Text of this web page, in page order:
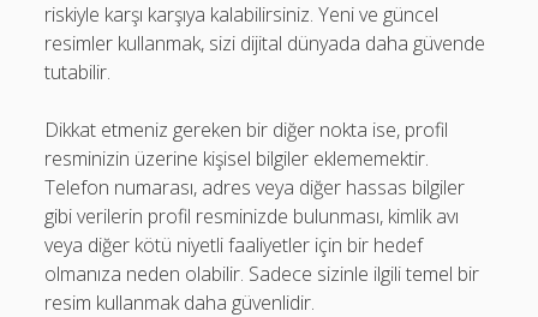
riskiyle karşı karşıya kalabilirsiniz. Yeni ve güncel
resimler kullanmak, sizi dijital dünyada daha güvende
tutabilir.
Dikkat etmeniz gereken bir diğer nokta ise, profil
resminizin üzerine kişisel bilgiler eklememektir.
Telefon numarası, adres veya diğer hassas bilgiler
gibi verilerin profil resminizde bulunması, kimlik avı
veya diğer kötü niyetli faaliyetler için bir hedef
olmanıza neden olabilir. Sadece sizinle ilgili temel bir
resim kullanmak daha güvenlidir.